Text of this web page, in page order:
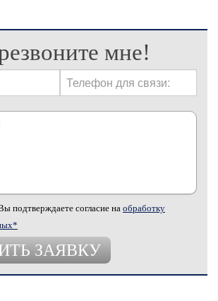
мне!
подтверждаете согласие на обработку